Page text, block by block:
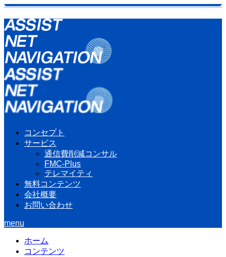
コンセプト
サービス
通信費削減コンサル
FMC-Plus
テレマイティ
無料コンテンツ
会社概要
お問い合わせ
menu
ホーム
コンテンツ